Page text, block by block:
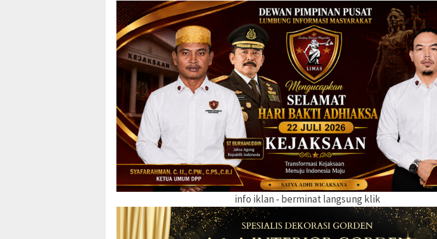
info iklan - berminat langsung klik